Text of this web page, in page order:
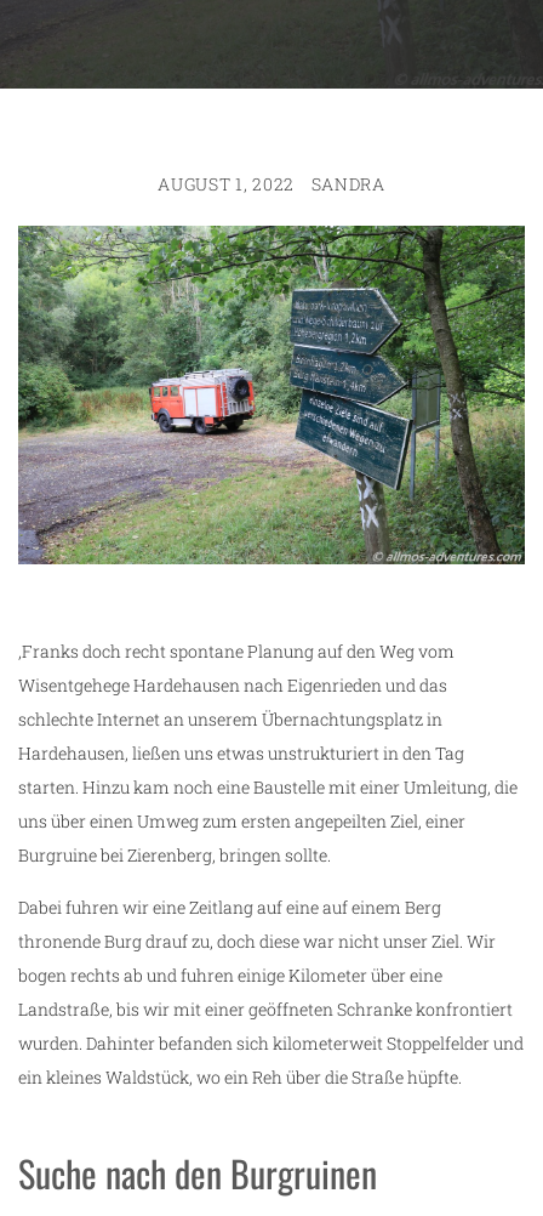
AUGUST 1, 2022 SANDRA
‚Franks doch recht spontane Planung auf den Weg vom
Wisentgehege Hardehausen nach Eigenrieden und das
schlechte Internet an unserem Übernachtungsplatz in
Hardehausen, ließen uns etwas unstrukturiert in den Tag
starten. Hinzu kam noch eine Baustelle mit einer Umleitung, die
uns über einen Umweg zum ersten angepeilten Ziel, einer
Burgruine bei Zierenberg, bringen sollte.
Dabei fuhren wir eine Zeitlang auf eine auf einem Berg
thronende Burg drauf zu, doch diese war nicht unser Ziel. Wir
bogen rechts ab und fuhren einige Kilometer über eine
Landstraße, bis wir mit einer geöffneten Schranke konfrontiert
wurden. Dahinter befanden sich kilometerweit Stoppelfelder und
ein kleines Waldstück, wo ein Reh über die Straße hüpfte.
Suche nach den Burgruinen